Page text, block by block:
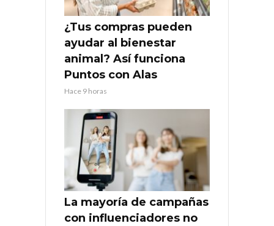
¿Tus compras pueden
ayudar al bienestar
animal? Así funciona
Puntos con Alas
Hace 9 horas
La mayoría de campañas
con influenciadores no